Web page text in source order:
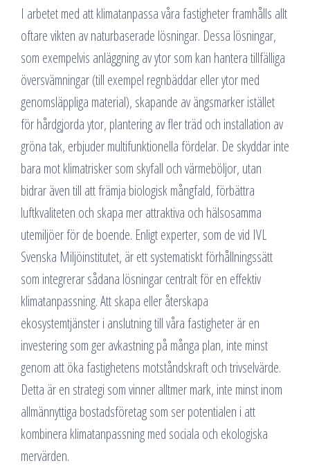
I arbetet med att klimatanpassa våra fastigheter framhålls allt
oftare vikten av naturbaserade lösningar. Dessa lösningar,
som exempelvis anläggning av ytor som kan hantera tillfälliga
översvämningar (till exempel regnbäddar eller ytor med
genomsläppliga material), skapande av ängsmarker istället
för hårdgjorda ytor, plantering av fler träd och installation av
gröna tak, erbjuder multifunktionella fördelar. De skyddar inte
bara mot klimatrisker som skyfall och värmeböljor, utan
bidrar även till att främja biologisk mångfald, förbättra
luftkvaliteten och skapa mer attraktiva och hälsosamma
utemiljöer för de boende. Enligt experter, som de vid IVL
Svenska Miljöinstitutet, är ett systematiskt förhållningssätt
som integrerar sådana lösningar centralt för en effektiv
klimatanpassning. Att skapa eller återskapa
ekosystemtjänster i anslutning till våra fastigheter är en
investering som ger avkastning på många plan, inte minst
genom att öka fastighetens motståndskraft och trivselvärde.
Detta är en strategi som vinner alltmer mark, inte minst inom
allmännyttiga bostadsföretag som ser potentialen i att
kombinera klimatanpassning med sociala och ekologiska
mervärden.